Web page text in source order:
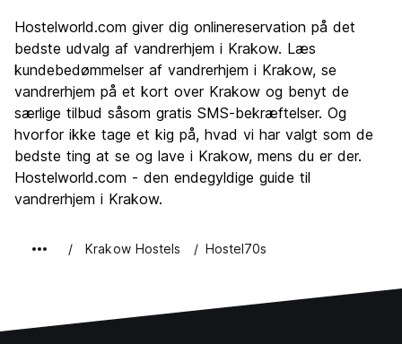
Kultur
Fester
Værdi for pengene
Hostelworld.com giver dig onlinereservation på det
bedste udvalg af vandrerhjem i Krakow. Læs
kundebedømmelser af vandrerhjem i Krakow, se
vandrerhjem på et kort over Krakow og benyt de
særlige tilbud såsom gratis SMS-bekræftelser. Og
hvorfor ikke tage et kig på, hvad vi har valgt som de
bedste ting at se og lave i Krakow, mens du er der.
Hostelworld.com - den endegyldige guide til
vandrerhjem i Krakow.
Krakow Hostels Hostel70s